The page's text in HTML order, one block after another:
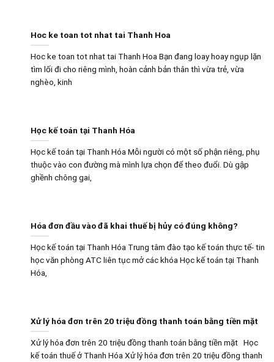
Hoc ke toan tot nhat tai Thanh Hoa
Hoc ke toan tot nhat tai Thanh Hoa Bạn đang loay hoay ngụp lặn
tìm lối đi cho riêng mình, hoàn cảnh bản thân thì vừa trẻ, vừa
nghèo, kinh
Học kế toán tại Thanh Hóa
Học kế toán tại Thanh Hóa Mỗi người có một số phận riêng, phụ
thuộc vào con đường mà mình lựa chọn để theo đuổi. Dù gập
ghềnh chông gai,
Hóa đơn đầu vào đã khai thuế bị hủy có đúng không?
Học kế toán tại Thanh Hóa Trung tâm đào tạo kế toán thực tế- tin
học văn phòng ATC liên tục mở các khóa Học kế toán tại Thanh
Hóa,
Xử lý hóa đơn trên 20 triệu đồng thanh toán bằng tiền mặt
Xử lý hóa đơn trên 20 triệu đồng thanh toán bằng tiền mặt Học
kế toán thuế ở Thanh Hóa Xử lý hóa đơn trên 20 triệu đồng thanh